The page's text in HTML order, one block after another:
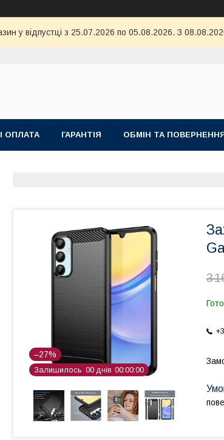
у відпустці з 25.07.2026 по 05.08.2026. З
ОПЛАТА ГАРАНТІЯ ОБМІН ТА
–27%
Залишилось 00 днів 00 00 00